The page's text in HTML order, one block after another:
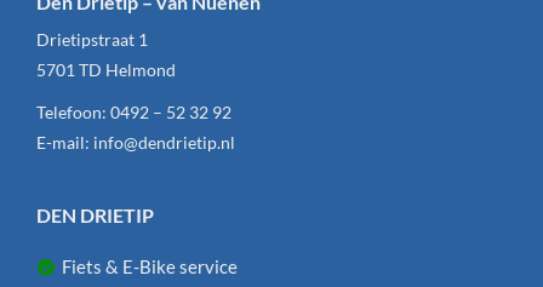
Drietipstraat 1
5701 TD Helmond
Telefoon: 0492 – 52 32 92
E-mail: info@dendrietip.nl
DEN DRIETIP
Fiets & E-Bike service